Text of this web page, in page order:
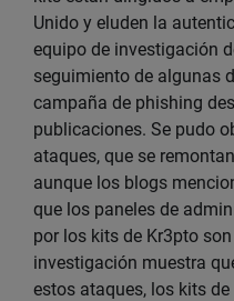
Unido y eluden la
equipo de investigación
seguimiento de algunas
campaña de phishing
publicaciones. Se pudo
ataques, que se
aunque los blogs
que los paneles de
por los kits de Kr3pto
investigación muestra
estos ataques, los kits